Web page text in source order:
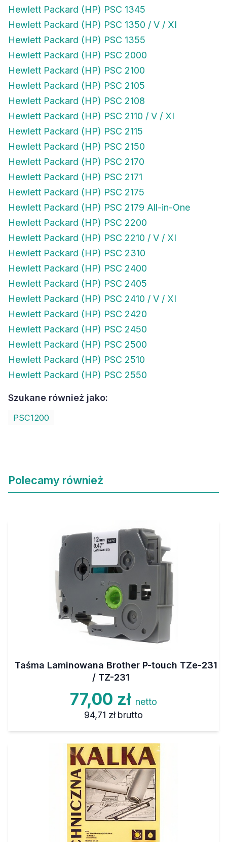
Hewlett Packard (HP) PSC 1345
Hewlett Packard (HP) PSC 1350 / V / XI
Hewlett Packard (HP) PSC 1355
Hewlett Packard (HP) PSC 2000
Hewlett Packard (HP) PSC 2100
Hewlett Packard (HP) PSC 2105
Hewlett Packard (HP) PSC 2108
Hewlett Packard (HP) PSC 2110 / V / XI
Hewlett Packard (HP) PSC 2115
Hewlett Packard (HP) PSC 2150
Hewlett Packard (HP) PSC 2170
Hewlett Packard (HP) PSC 2171
Hewlett Packard (HP) PSC 2175
Hewlett Packard (HP) PSC 2179 All-in-One
Hewlett Packard (HP) PSC 2200
Hewlett Packard (HP) PSC 2210 / V / XI
Hewlett Packard (HP) PSC 2310
Hewlett Packard (HP) PSC 2400
Hewlett Packard (HP) PSC 2405
Hewlett Packard (HP) PSC 2410 / V / XI
Hewlett Packard (HP) PSC 2420
Hewlett Packard (HP) PSC 2450
Hewlett Packard (HP) PSC 2500
Hewlett Packard (HP) PSC 2510
Hewlett Packard (HP) PSC 2550
Szukane również jako:
PSC1200
Polecamy również
Taśma Laminowana Brother P-touch TZe-231
/ TZ-231
77,00 zł netto
94,71 zł brutto